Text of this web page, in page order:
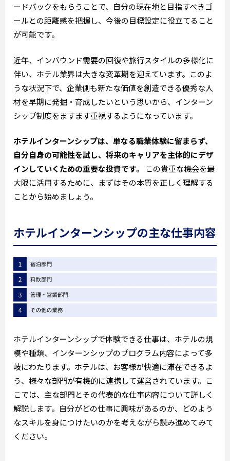
ードバックをもらうことで、自分の現在地と目指すべきゴ
ールとの距離感を把握し、今後の目標設定に役立てること
が可能です。
近年、インバウンド需要の回復や旅行スタイルの多様化に
伴い、ホテル業界は大きな変革期を迎えています。このよ
うな状況下で、企業側も新たな価値を創造できる優秀な人
材を早期に発掘・育成したいという思いから、インターン
シップ制度をますます重視するようになっています。
ホテルインターンシップは、単なる職業体験に留まらず、
自分自身の可能性を試し、将来のキャリアを主体的にデザ
インしていくための重要な投資です。
この貴重な機会を最
大限に活用するために、まずはその本質を正しく理解する
ことから始めましょう。
ホテルインターンシップの主な仕事内容
ホテルインターンシップで体験できる仕事は、ホテルの規
模や種類、インターンシップのプログラム内容によって多
岐にわたります。ホテルは、お客様が快適に滞在できるよ
う、様々な部門が有機的に連携して運営されています。こ
こでは、主な部門とその代表的な仕事内容について詳しく
解説します。自分がどの仕事に興味があるのか、どのよう
なスキルを身につけたいのかを考えながら読み進めてみて
ください。